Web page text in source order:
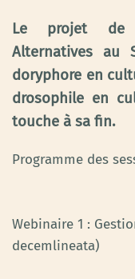
Le projet de
Alternatives au
doryphore en
drosophile en
touche à sa fin.
Programme des
Webinaire 1 :
decemlineata)